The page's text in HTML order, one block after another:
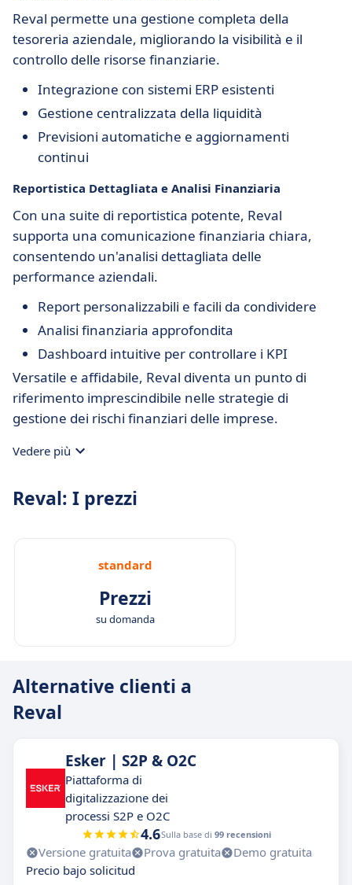
Reval permette una gestione completa della
tesoreria aziendale, migliorando la visibilità e il
controllo delle risorse finanziarie.
Integrazione con sistemi ERP esistenti
Gestione centralizzata della liquidità
Previsioni automatiche e aggiornamenti
continui
Reportistica Dettagliata e Analisi Finanziaria
Con una suite di reportistica potente, Reval
supporta una comunicazione finanziaria chiara,
consentendo un'analisi dettagliata delle
performance aziendali.
Report personalizzabili e facili da condividere
Analisi finanziaria approfondita
Dashboard intuitive per controllare i KPI
Versatile e affidabile, Reval diventa un punto di
riferimento imprescindibile nelle strategie di
gestione dei rischi finanziari delle imprese.
Vedere più
Reval: I prezzi
standard
Prezzi
su domanda
Alternative clienti a
Reval
Esker | S2P & O2C
Piattaforma di
digitalizzazione dei
processi S2P e O2C
4.6Sulla base di 99 recensioni
Versione gratuita Prova gratuita
Demo gratuita
Precio bajo solicitud